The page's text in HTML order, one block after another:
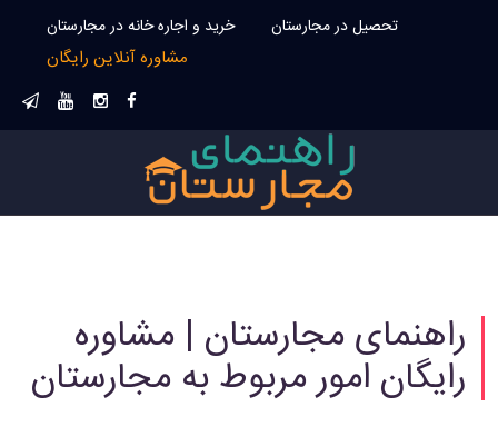
تحصیل در مجارستان خرید و اجاره خانه در مجارستان
مشاوره آنلاین رایگان
راهنمای مجارستان | مشاوره
رایگان امور مربوط به مجارستان